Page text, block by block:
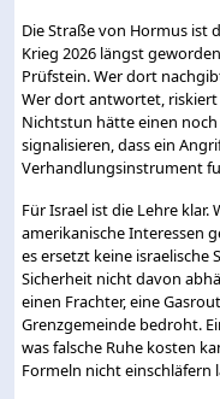
Die Straße von Hormus ist
Krieg 2026 längst
Prüfstein. Wer dort
Wer dort antwortet,
Nichtstun hätte einen
signalisieren, dass ein
Verhandlungsinstrument
Für Israel ist die Lehre
amerikanische Interessen
es ersetzt keine israelische
Sicherheit nicht davon
einen Frachter, eine
Grenzgemeinde bedroht.
was falsche Ruhe kosten
Formeln nicht einschläfern